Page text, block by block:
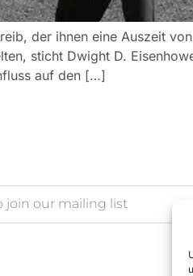
der ihnen eine Auszeit
sticht Dwight D.
auf den […]